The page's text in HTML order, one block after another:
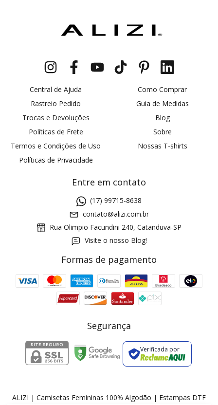
Central de Ajuda
Rastreio Pedido
Trocas e Devoluções
Políticas de Frete
Termos e Condições de Uso
Políticas de Privacidade
Como Comprar
Guia de Medidas
Blog
Sobre
Nossas T-shirts
Entre em contato
(17) 99715-8638
contato@alizi.com.br
Rua Olimpio Facundini 240, Catanduva-SP
Visite o nosso Blog!
Formas de pagamento
Segurança
Verificada por
ALIZI | Camisetas Femininas 100% Algodão | Estampas DTF
Cupom 1a compra: GANHE5
2 pecas 7% OFF